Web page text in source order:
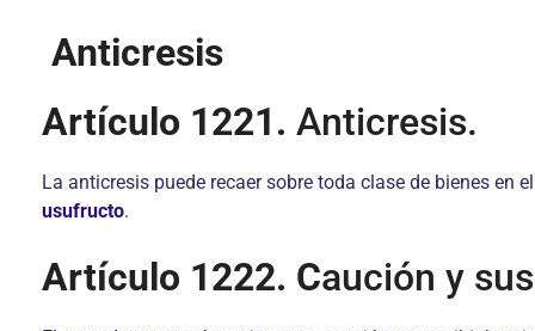
Anticresis
Artículo 1221. Anticresis.
La anticresis puede recaer sobre toda clase de bienes en
usufructo.
Artículo 1222. Caución y